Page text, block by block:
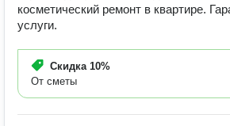
косметический ремонт в квартире.
услуги.
Скидка 10%
От сметы